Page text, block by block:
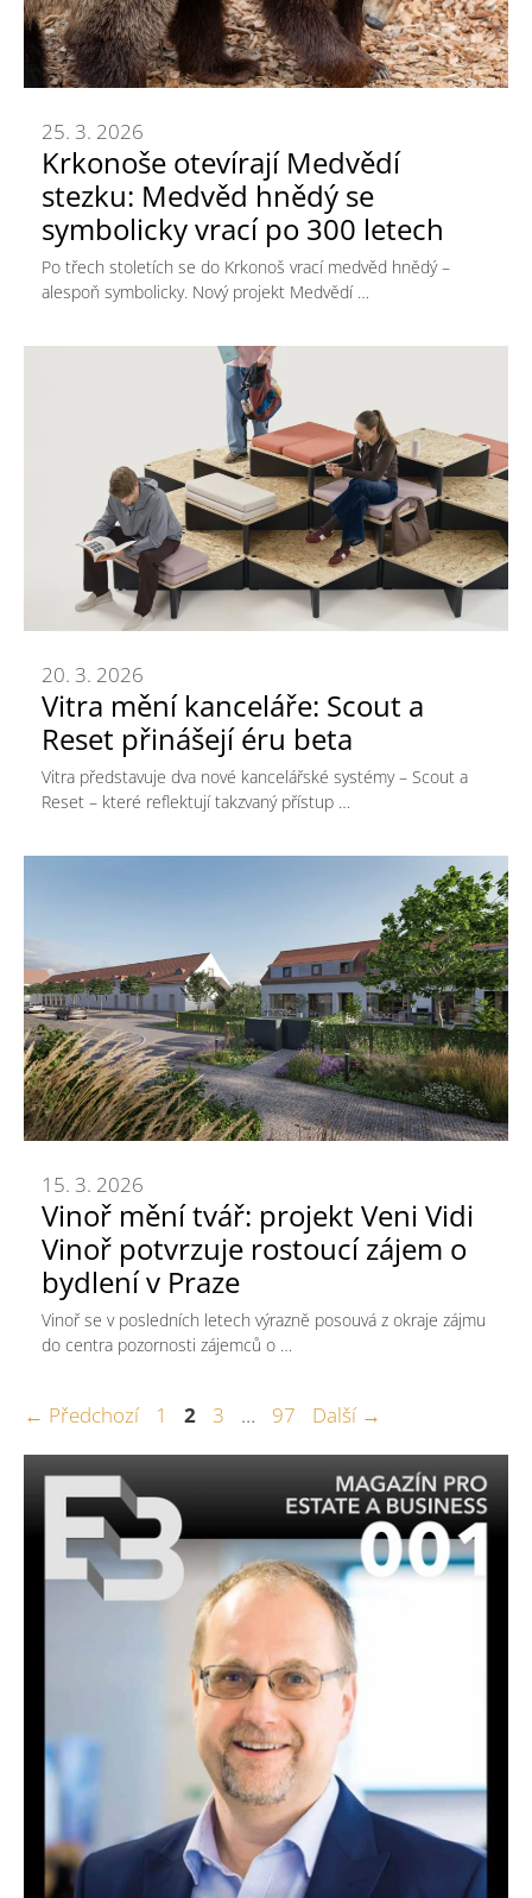
Krkonoše otevírají Medvědí
stezku: Medvěd hnědý se
symbolicky vrací po 300 letech
25. 3. 2026
Po třech stoletích se do Krkonoš vrací medvěd hnědý –
alespoň symbolicky. Nový projekt Medvědí …
Vitra mění kanceláře: Scout a
Reset přinášejí éru beta
20. 3. 2026
Vitra představuje dva nové kancelářské systémy – Scout a
Reset – které reflektují takzvaný přístup …
Vinoř mění tvář: projekt Veni Vidi
Vinoř potvrzuje rostoucí zájem o
bydlení v Praze
15. 3. 2026
Vinoř se v posledních letech výrazně posouvá z okraje zájmu
do centra pozornosti zájemců o …
← Předchozí Stránka
1 Stránka
2 Stránka
3 … Stránka
97 Další →